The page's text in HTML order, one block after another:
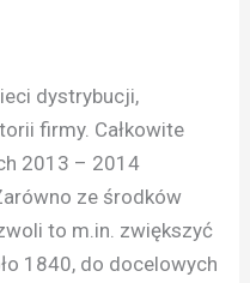
dystrybucji,
firmy. Całkowite
2013 – 2014
ze środków
to m.in. zwiększyć
1840, do docelowych